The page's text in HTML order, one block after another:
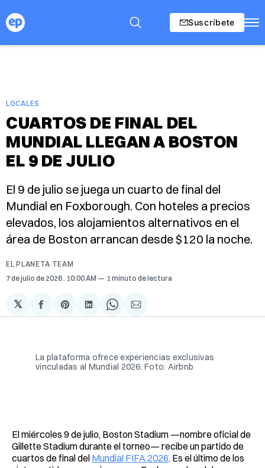
Suscríbete
LOCALES
CUARTOS DE FINAL DEL
MUNDIAL LLEGAN A BOSTON
EL 9 DE JULIO
El 9 de julio se juega un cuarto de final del
Mundial en Foxborough. Con hoteles a precios
elevados, los alojamientos alternativos en el
área de Boston arrancan desde $120 la noche.
EL PLANETA TEAM
7 de julio de 2026 . 10:00 AM 1 minuto de lectura
𝕏
Compartir
en
Share
on
Compartir
en
Share
on
Compartir
via
La plataforma ofrece experiencias exclusivas
vinculadas al Mundial 2026. Foto: Airbnb
El miércoles 9 de julio, Boston Stadium —nombre oficial de
Gillette Stadium durante el torneo— recibe un partido de
cuartos de final del Mundial FIFA 2026. Es el último de los